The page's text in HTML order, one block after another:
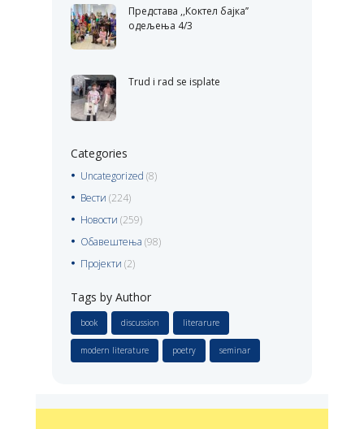
Представа ,,Коктел бајка’’
одељења 4/3
Trud i rad se isplate
Categories
Uncategorized (8)
Вести (224)
Новости (259)
Обавештења (98)
Пројекти (2)
Tags by Author
book discussion literarure
modern literature poetry seminar